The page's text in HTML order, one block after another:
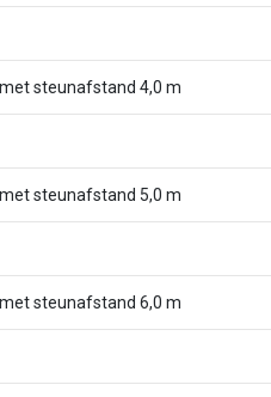
steunafstand 4,0 m
steunafstand 5,0 m
steunafstand 6,0 m